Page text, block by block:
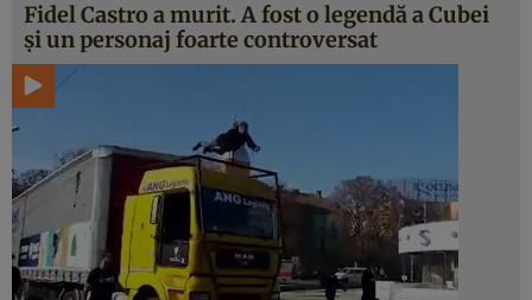
Fidel Castro a murit. A fost o legendă a Cubei
şi un personaj foarte controversat